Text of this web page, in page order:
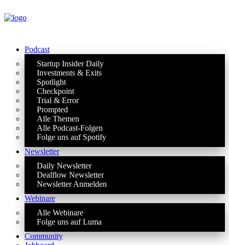
Podcast
Startup Insider Daily
Investments & Exits
Spotlight
Checkpoint
Trial & Error
Prompted
Alle Themen
Alle Podcast-Folgen
Folge uns auf Spotify
Newsletter
Daily Newsletter
Dealflow Newsletter
Newsletter Anmelden
Webinare
Alle Webinare
Folge uns auf Luma
Community